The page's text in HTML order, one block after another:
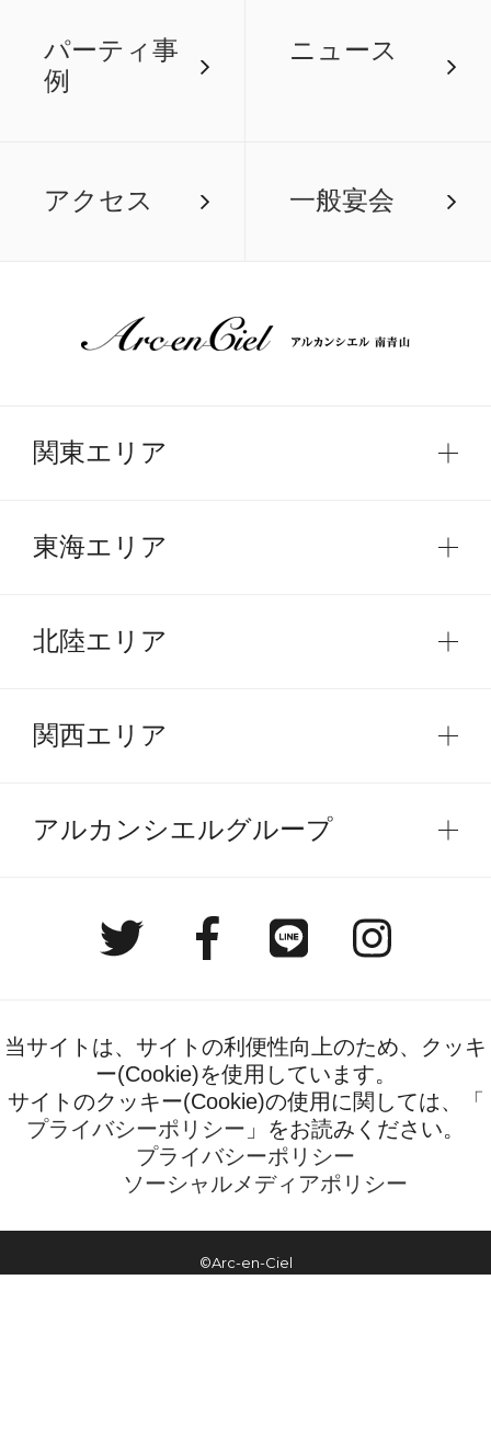
パーティ事
例
ニュース
アクセス 一般宴会
関東エリア
東海エリア
北陸エリア
関西エリア
アルカンシエルグループ
当サイトは、サイトの利便性向上のため、クッキ
ー(Cookie)を使用しています。
サイトのクッキー(Cookie)の使用に関しては、「
プライバシーポリシー 」をお読みください。
プライバシーポリシー
ソーシャルメディアポリシー
©Arc-en-Ciel